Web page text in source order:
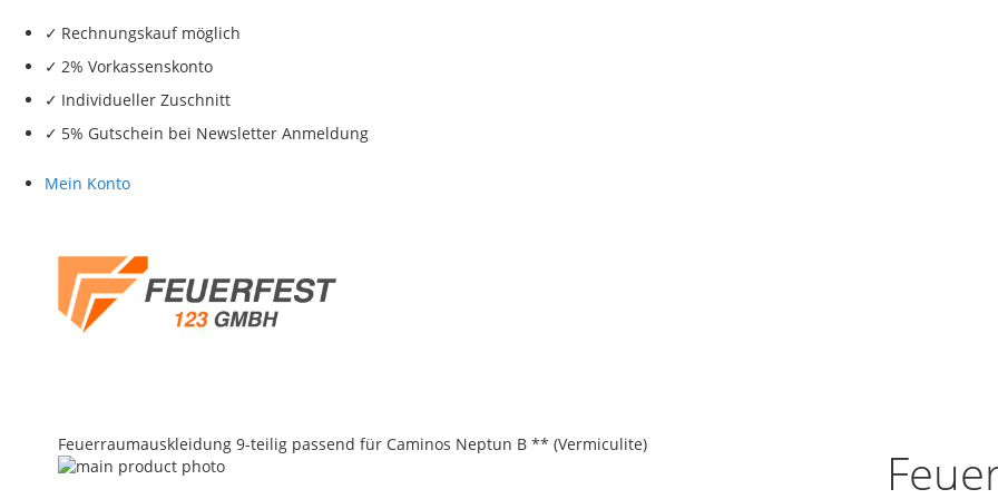
Rechnungskauf möglich
2% Vorkassenskonto
Individueller Zuschnitt
5% Gutschein bei Newsletter Anmeldung
Mein Konto
Feuerraumauskleidung 9-teilig passend für Caminos Neptun B ** (Vermiculite)
Skip